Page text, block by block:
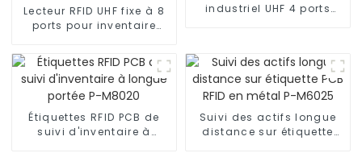
Lecteur RFID UHF fixe à 8
ports pour inventaire
industriel UHF 4 ports
Étiquettes RFID PCB de
suivi d'inventaire à
Suivi des actifs longue
distance sur étiquette